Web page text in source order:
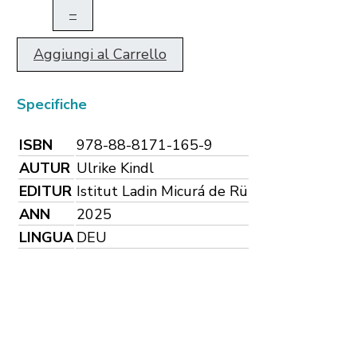
–
Aggiungi al Carrello
Specifiche
ISBN
978-88-8171-165-9
AUTUR Ulrike Kindl
EDITUR Istitut Ladin Micurá de Rü
ANN
2025
LINGUA DEU